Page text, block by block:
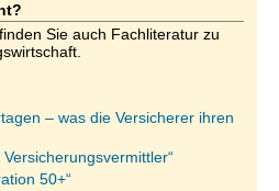
Sie auch Fachliteratur zu
– was die Versicherer ihren
Versicherungsvermittler“
50+“